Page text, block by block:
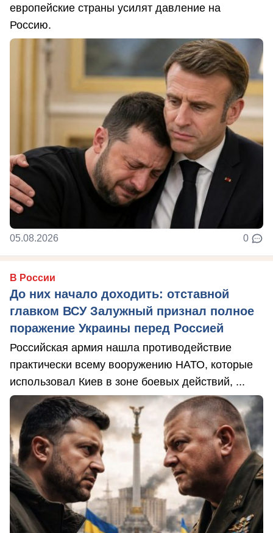
европейские страны усилят давление на
Россию.
05.08.2026 0
В России
До них начало доходить: отставной
главком ВСУ Залужный признал полное
поражение Украины перед Россией
Российская армия нашла противодействие
практически всему вооружению НАТО, которые
использовал Киев в зоне боевых действий, ...